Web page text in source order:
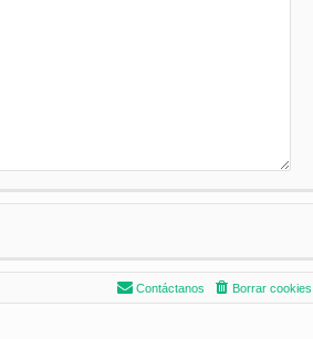
Borrar cookies
Contáctanos